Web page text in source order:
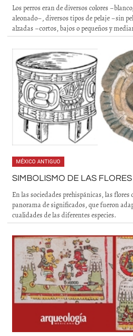
Los perros eran de diversos colores
aleonado–, diversos tipos de pelaje –sin
alzadas –cortos, bajos o pequeños y
MÉXICO ANTIGUO
SIMBOLISMO DE LAS FLORES
En las sociedades prehispánicas, las
panorama de significados, que fueron
cualidades de las diferentes especies.